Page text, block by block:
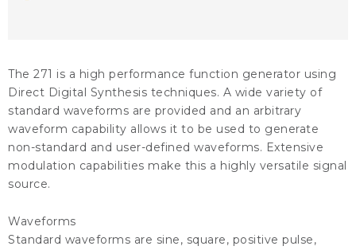
The 271 is a high performance function generator using
Direct Digital Synthesis techniques. A wide variety of
standard waveforms are provided and an arbitrary
waveform capability allows it to be used to generate
non-standard and user-defined waveforms. Extensive
modulation capabilities make this a highly versatile signal
source.
Waveforms
Standard waveforms are sine, square, positive pulse,